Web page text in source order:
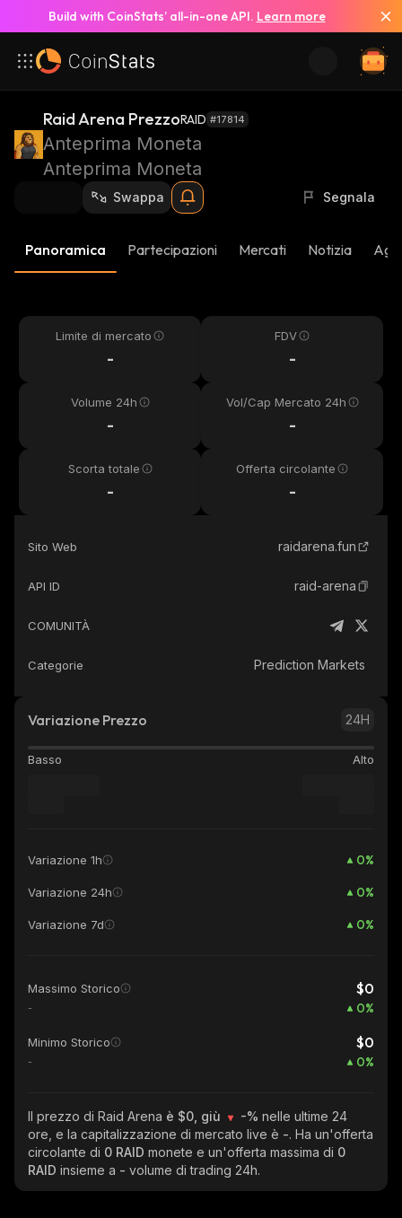
Build with CoinStats’ all-in-one API. Learn more
Raid Arena PrezzoRAID #17814
Anteprima Moneta
Anteprima Moneta
Swappa Segnala
Panoramica Partecipazioni Mercati Notizia
Limite di mercato
-
FDV
-
Volume 24h
-
Vol/Cap Mercato 24h
-
Scorta totale
-
Offerta circolante
-
Sito Web raidarena.fun
API ID raid-arena
COMUNITÀ
Categorie Prediction Markets
Variazione Prezzo 24H
Basso Alto
Variazione 1h 0%
Variazione 24h 0%
Variazione 7d 0%
Massimo Storico $0
- 0%
Minimo Storico $0
- 0%
Il prezzo di Raid Arena è $0, giù -% nelle ultime 24
ore, e la capitalizzazione di mercato live è -. Ha un'offerta
circolante di 0 RAID monete e un'offerta massima di 0
RAID insieme a - volume di trading 24h.